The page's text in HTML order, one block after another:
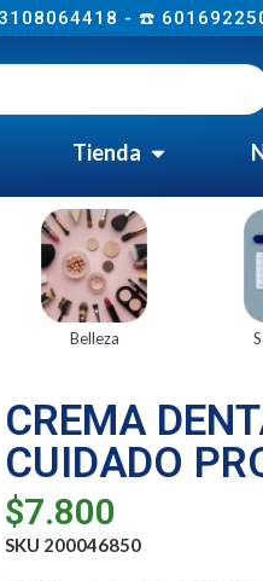
- ☎️
Tienda
Belleza
CREMA
CUIDADO
$7.800
SKU 200046850